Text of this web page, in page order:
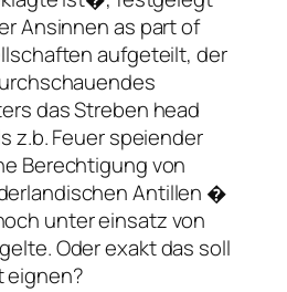
Ansinnen as part of
aufgeteilt, der
das Streben head
z.b. Feuer speiender
Berechtigung von
Antillen �
unter einsatz von
Oder exakt das soll
eignen?